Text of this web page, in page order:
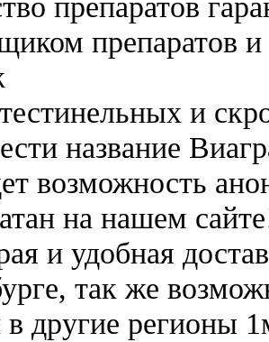
препаратов
и
название
возможность
на нашем
и удобная
так же
в другие регионы